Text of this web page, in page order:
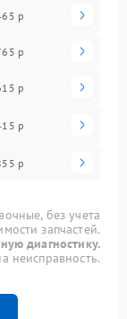
р
р
р
р
р
без учета
запчастей.
диагностику.
неисправность.